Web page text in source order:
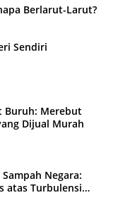
Berlarut-Larut?
Sendiri
Buruh: Merebut
Dijual Murah
Negara:
atas Turbulensi